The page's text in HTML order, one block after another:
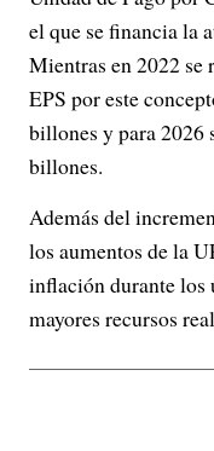
el que se financia la
Mientras en 2022 se
EPS por este
billones y para 2026
billones.
Además del
los aumentos de la
inflación durante los
mayores recursos